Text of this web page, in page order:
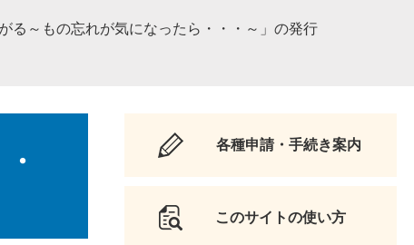
がる～もの忘れが気になったら・・・～」の発行
各種申請・手続き案内
このサイトの使い方